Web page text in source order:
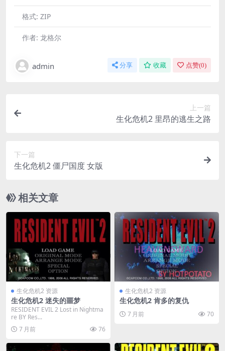
格式: ZIP
作者: 龙格尔
admin 分享 收藏 点赞(0)
上一篇
生化危机2 里昂的逃生之路
下一篇
生化危机2 僵尸国度 女版
相关文章
生化危机2 资源
生化危机2 迷失的噩梦
RESIDENT EVIL 2 Lost in Nightma
re BY Res...
7 月前
76
生化危机2 资源
生化危机2 肯多的复仇
7 月前 70